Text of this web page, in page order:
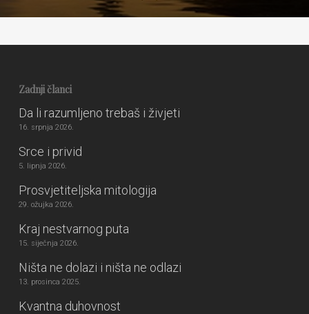
Zadnji članci
Da li razumljeno trebaš i živjeti
16. srpnja 2026.
Srce i privid
5. lipnja 2026.
Prosvjetiteljska mitologija
29. ožujka 2026.
Kraj nestvarnog puta
15. siječnja 2026.
Ništa ne dolazi i ništa ne odlazi
13. prosinca 2025.
Kvantna duhovnost